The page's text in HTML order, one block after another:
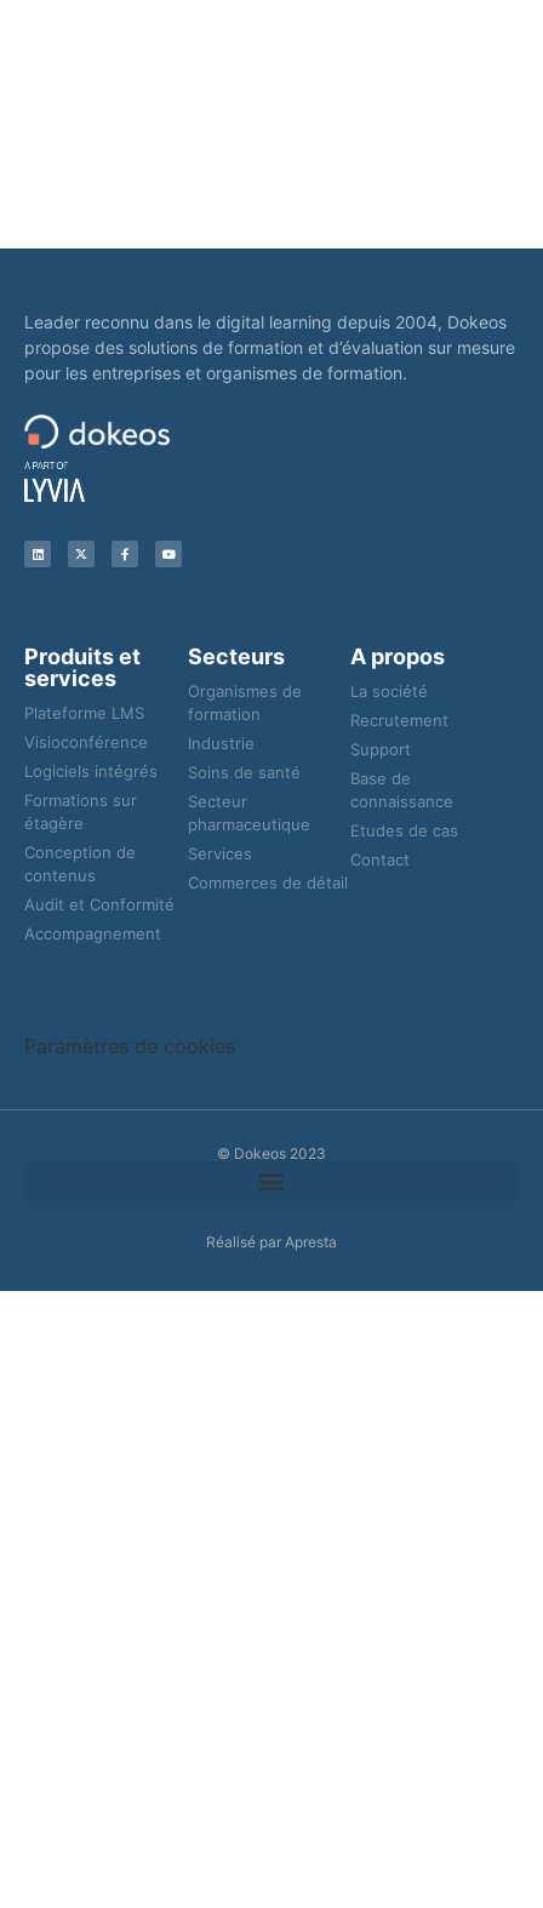
Leader reconnu dans le digital learning depuis 2004, Dokeos
propose des solutions de formation et d’évaluation sur mesure
pour les entreprises et organismes de formation.
Produits et
services
Plateforme LMS
Visioconférence
Logiciels intégrés
Formations sur
étagère
Conception de
contenus
Audit et Conformité
Accompagnement
Secteurs
Organismes de
formation
Industrie
Soins de santé
Secteur
pharmaceutique
Services
Commerces de détail
A propos
La société
Recrutement
Support
Base de
connaissance
Etudes de cas
Contact
Paramètres de cookies
© Dokeos 2023
Réalisé par Apresta